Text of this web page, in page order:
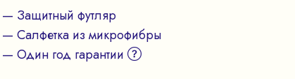
— Защитный футляр
— Салфетка из микрофибры
— Один год гарантии